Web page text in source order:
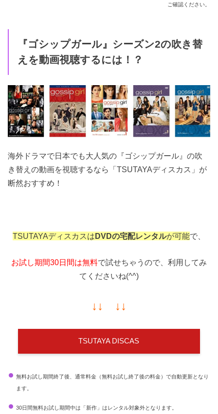
ご確認ください。
『ゴシップガール』シーズン2の吹き替
えを動画視聴するには！？
海外ドラマで日本でも大人気の『ゴシップガール』の吹
き替えの動画を視聴するなら「TSUTAYAディスカス」が
断然おすすめ！
TSUTAYAディスカスはDVDの宅配レンタルが可能で、
お試し期間30日間は無料で試せちゃうので、利用してみ
てくださいね(^^)
↓↓ ↓↓
TSUTAYA DISCAS
無料お試し期間終了後、通常料金（無料お試し終了後の料金）で自動更新となり
ます。
30日間無料お試し期間中は「新作」はレンタル対象外となります。